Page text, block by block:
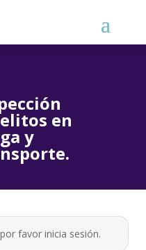
en
y
favor inicia sesión.